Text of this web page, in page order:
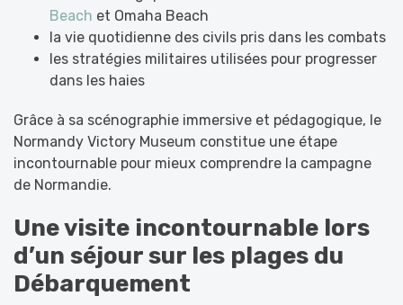
Beach et Omaha Beach
la vie quotidienne des civils pris dans les combats
les stratégies militaires utilisées pour progresser
dans les haies
Grâce à sa scénographie immersive et pédagogique, le
Normandy Victory Museum constitue une étape
incontournable pour mieux comprendre la campagne
de Normandie.
Une visite incontournable lors
d’un séjour sur les plages du
Débarquement